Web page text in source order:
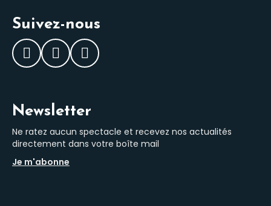
Suivez-nous
Facebook
InstagramLinkedIn
Newsletter
Ne ratez aucun spectacle et recevez nos actualités
directement dans votre boîte mail
Je m'abonne